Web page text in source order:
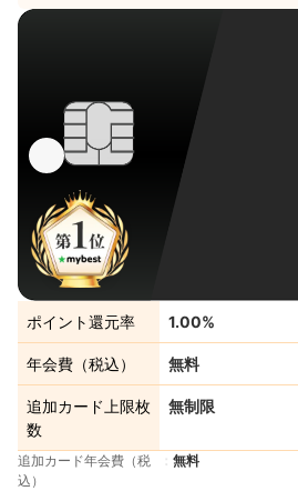
ポイント還元率 1.00%
年会費（税込） 無料
追加カード上限枚
数
無制限
追加カード年会費（税
込）
無料